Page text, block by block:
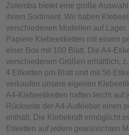
Zolemba bietet eine große
ihrem Sortiment. Wir haben
verschiedenen Modellen auf
Papiere Klebeetiketten mit einem
einer Box mit 100 Blatt. Die A4-
verschiedenen Größen erhältlich,
4 Etiketten pro Blatt und mit 56
verkaufen unsere eigenen
A4-Klebeetiketten haften leicht auf
Rückseite der A4-Aufkleber einen
enthält. Die Klebekraft ermöglicht
Etiketten auf jedem gewünschten